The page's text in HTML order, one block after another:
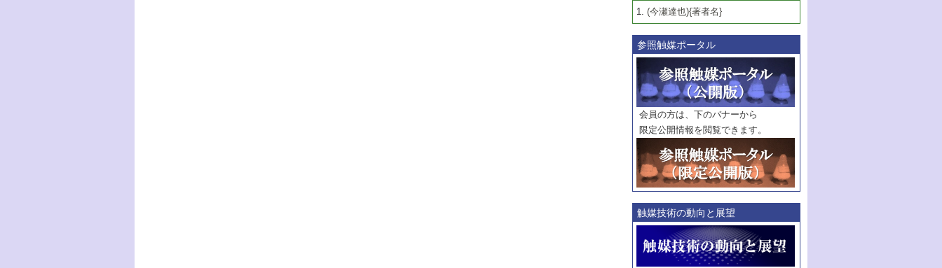
1. (今瀬達也){著者名}
参照触媒ポータル
会員の方は、下のバナーから
限定公開情報を閲覧できます。
触媒技術の動向と展望